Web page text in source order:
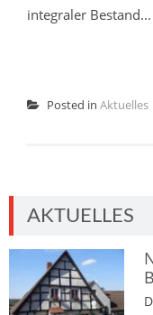
integraler Bestand...
Posted in Aktuelles
AKTUELLES